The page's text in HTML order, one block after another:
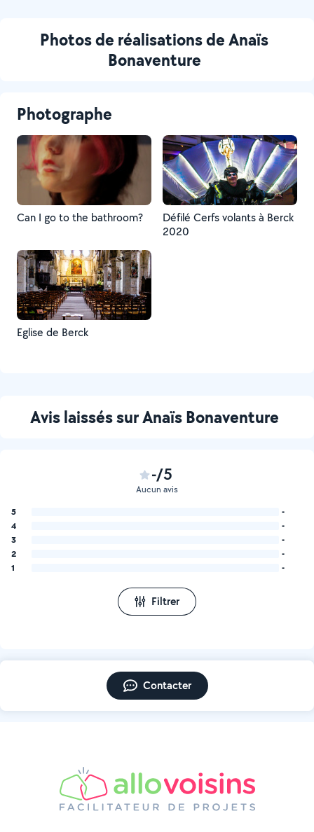
Photos de réalisations de Anaïs
Bonaventure
Photographe
Can I go to the bathroom?
Défilé Cerfs volants à Berck
2020
Eglise de Berck
Avis laissés sur Anaïs Bonaventure
-/5
Aucun avis
5
-
4
-
3
-
2
-
1
-
Filtrer
Contacter